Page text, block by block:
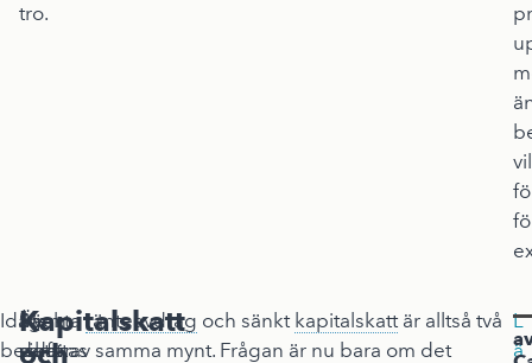
tro.
Idag
beskattas
Kapitalskatt
och
Men
varför
Även
det
Sänktaränteavdrag och sänkt kapitalskatt är alltså två
sidor av samma mynt. Frågan är nu bara om det
L
ä